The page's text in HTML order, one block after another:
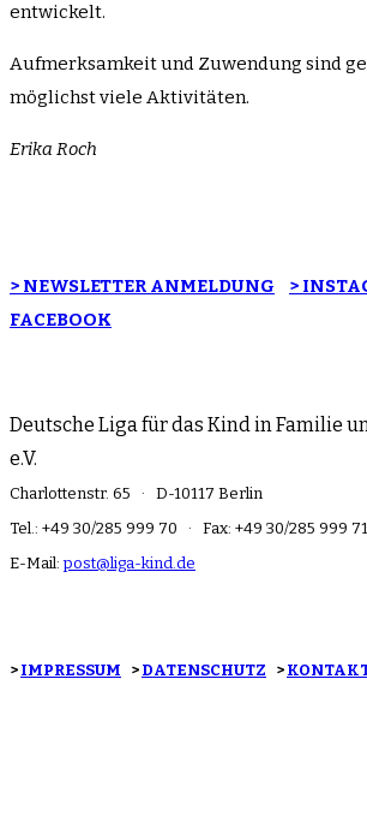
entwickelt.
Aufmerksamkeit und Zuwendung sind
möglichst viele Aktivitäten.
Erika Roch
> NEWSLETTER ANMELDUNG >
FACEBOOK
Deutsche Liga für das Kind in Familie
e.V.
Charlottenstr. 65 · D-10117 Berlin
Tel.: +49 30/285 999 70 · Fax: +49 30/285 999 71
E-Mail:post@liga-kind.de
> IMPRESSUM > DATENSCHUTZ >